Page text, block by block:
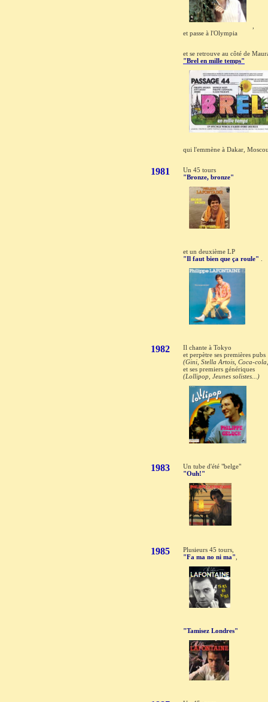
et passe à l'Olympia
et se retrouve au côté de
"Brel en mille temps"
qui l'emmène à Dakar,
1981
Un 45 tours
"Bronze, bronze"
et un deuxième LP
"Il faut bien que ça roule"
1982
Il chante à Tokyo
et perpètre ses premières pubs
(Gini, Stella Artois, Coca-
et ses premiers génériques
(Lollipop, Jeunes solistes...)
1983
Un tube d'été "belge"
"Ouh!"
1985
Plusieurs 45 tours,
"Fa ma no ni ma"
"Tamisez Londres"